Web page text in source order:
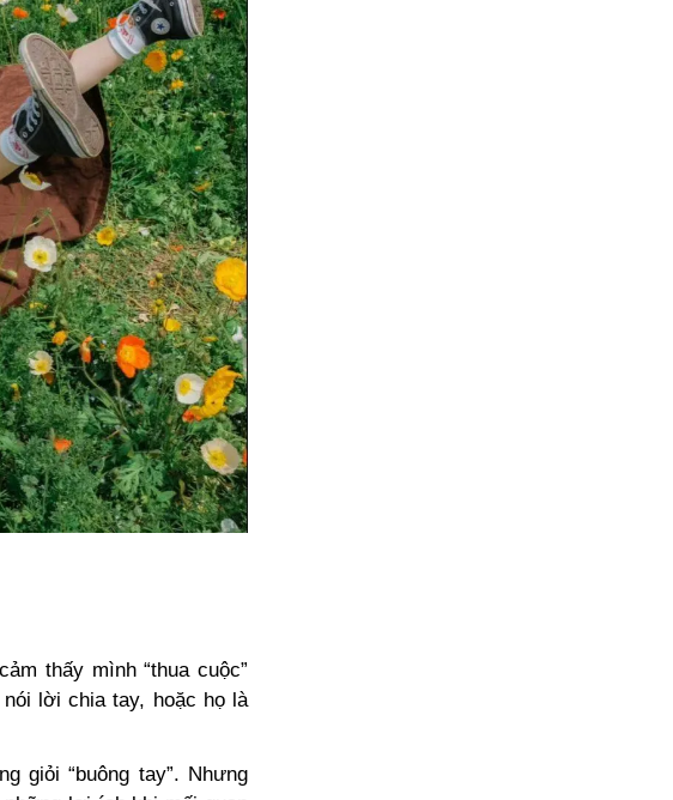
thấy mình “thua cuộc”
lời chia tay, hoặc họ là
giỏi “buông tay”. Nhưng